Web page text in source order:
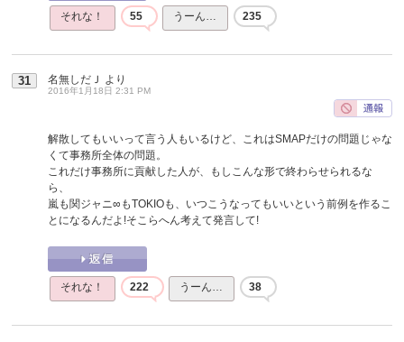
それな！ 55 うーん… 235
31 名無しだＪ より
2016年1月18日 2:31 PM
解散してもいいって言う人もいるけど、これはSMAPだけの問題じゃな
くて事務所全体の問題。
これだけ事務所に貢献した人が、もしこんな形で終わらせられるな
ら、
嵐も関ジャニ∞もTOKIOも、いつこうなってもいいという前例を作るこ
とになるんだよ!そこらへん考えて発言して!
それな！ 222 うーん… 38